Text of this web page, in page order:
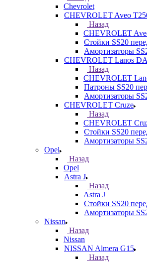
Chevrolet
CHEVROLET Aveo
Назад
CHEVROLET
Стойки SS20
Амортизаторы
CHEVROLET Lanos
Назад
CHEVROLET
Патроны SS20
Амортизаторы
CHEVROLET Cruze
Назад
CHEVROLET
Стойки SS20
Амортизаторы
Opel
Назад
Opel
Astra J
Назад
Astra J
Стойки SS20
Амортизаторы
Nissan
Назад
Nissan
NISSAN Almera G15
Назад